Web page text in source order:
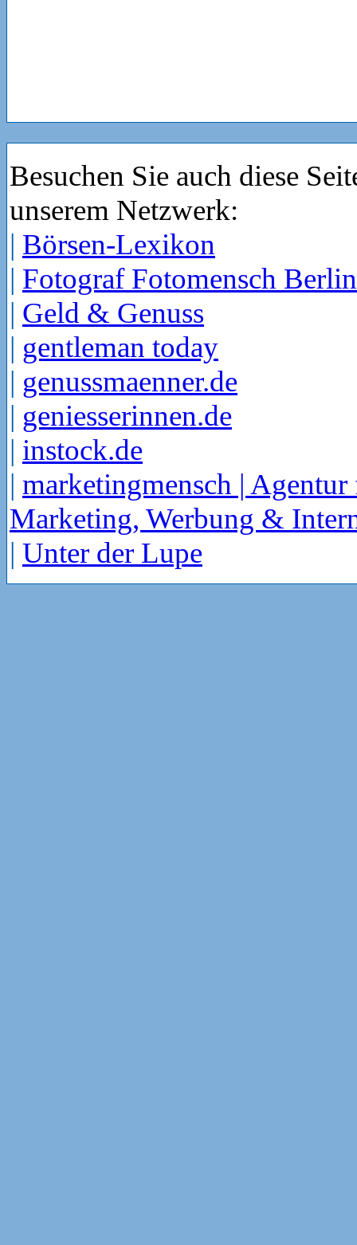
Besuchen Sie auch diese
unserem Netzwerk:
| Börsen-Lexikon
| Fotograf Fotomensch Berlin
| Geld & Genuss
| gentleman today
| genussmaenner.de
| geniesserinnen.de
| instock.de
| marketingmensch | Agentur
Marketing, Werbung &
| Unter der Lupe